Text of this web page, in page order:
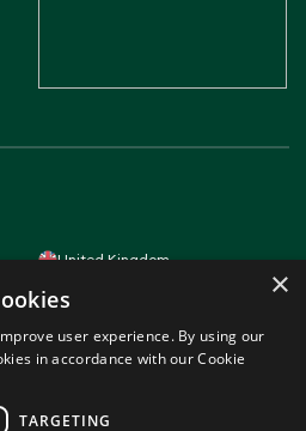
United Kingdom
Germany
Portugal
×
user experience. By using our
in accordance with our Cookie
TARGETING